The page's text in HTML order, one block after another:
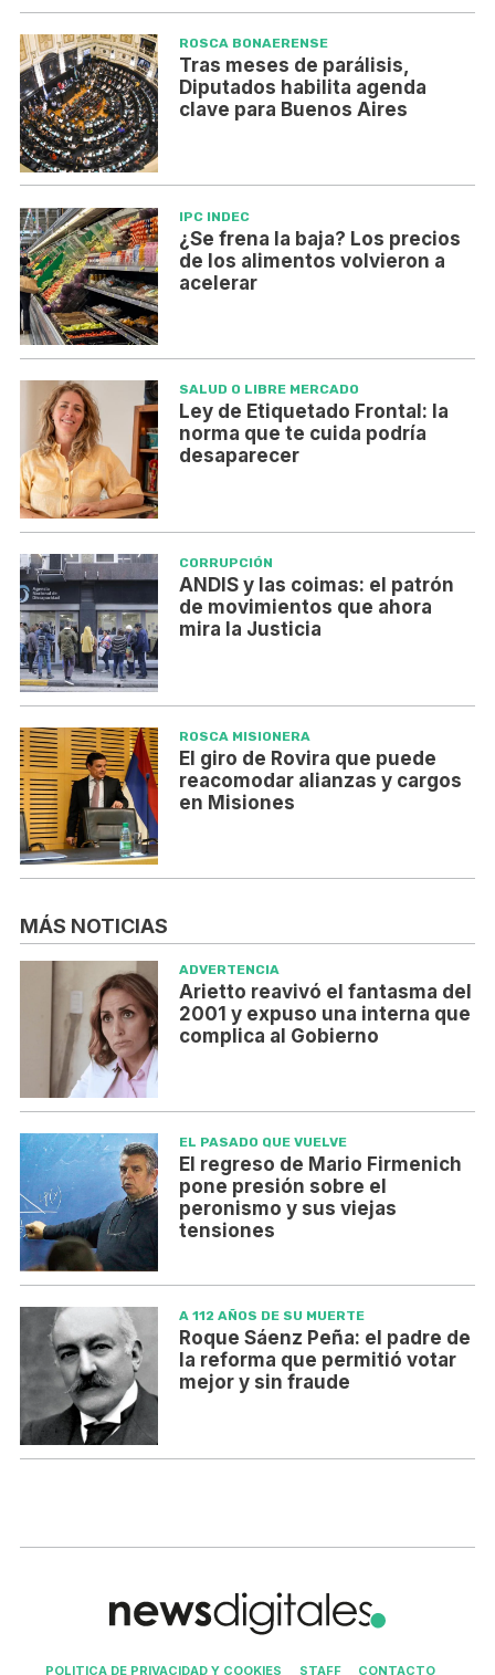
ROSCA BONAERENSE
Tras meses de parálisis,
Diputados habilita agenda
clave para Buenos Aires
IPC INDEC
¿Se frena la baja? Los precios
de los alimentos volvieron a
acelerar
SALUD O LIBRE MERCADO
Ley de Etiquetado Frontal: la
norma que te cuida podría
desaparecer
CORRUPCIÓN
ANDIS y las coimas: el patrón
de movimientos que ahora
mira la Justicia
ROSCA MISIONERA
El giro de Rovira que puede
reacomodar alianzas y cargos
en Misiones
MÁS NOTICIAS
ADVERTENCIA
Arietto reavivó el fantasma del
2001 y expuso una interna que
complica al Gobierno
EL PASADO QUE VUELVE
El regreso de Mario Firmenich
pone presión sobre el
peronismo y sus viejas
tensiones
A 112 AÑOS DE SU MUERTE
Roque Sáenz Peña: el padre de
la reforma que permitió votar
mejor y sin fraude
POLITICA DE PRIVACIDAD Y COOKIES STAFF CONTACTO